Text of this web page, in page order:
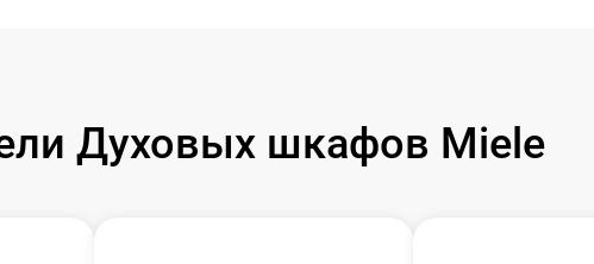
Духовых шкафов Miele